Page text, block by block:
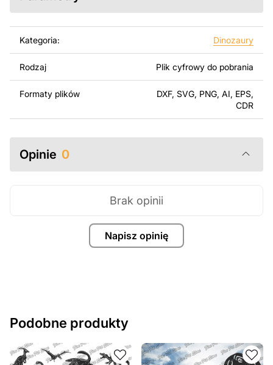
Korzystając z tych plików możesz przy pomocy
zaprojektowane z myślą o nowoczesnej estetyce i
swoim projektem.
Można używać tych plików do tworzenia gotowych
wykonanych na podstawie tych projektów. Należy
jednak pamiętać, że odsprzedaż lub udostępnianie
oryginalnych bądź zmodyfikowanych plików jest
Za dodatkową opłatą możemy dostosować projekt
poprzez dodanie tekstu, obrazów lub logo Twojej firmy
albo wprowadzenie innych modyfikacji według Twoich
potrzeb. Jeśli potrzebujesz indywidualnego projektu
zawsze chętnie pomożemy.
Kategoria: Dinozaury
Rodzaj Plik cyfrowy do pobrania
Formaty plików
DXF, SVG, PNG, AI, EPS,
CDR
Opinie 0
Napisz opinię
Brak opinii
Podobne produkty